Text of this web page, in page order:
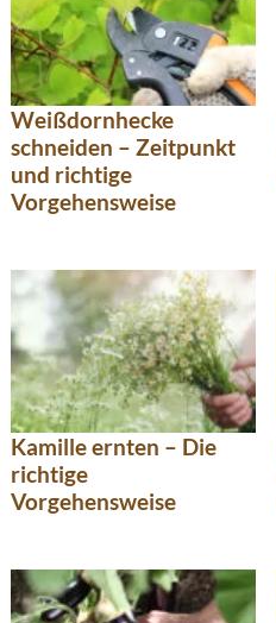
Weißdornhecke
schneiden – Zeitpunkt
und richtige
Vorgehensweise
Kamille ernten – Die
richtige
Vorgehensweise